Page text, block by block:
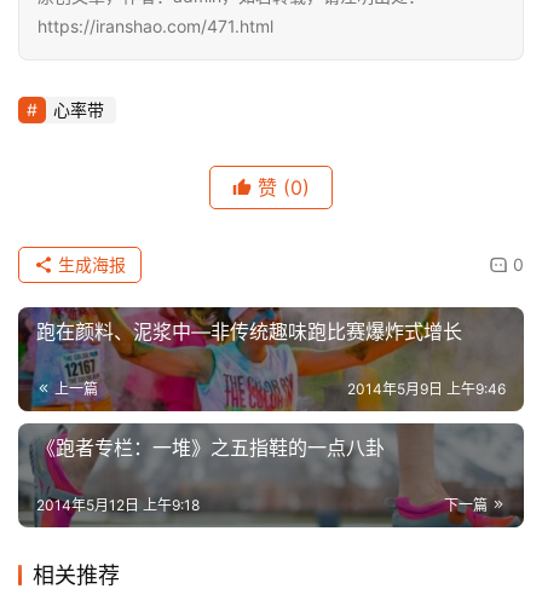
https://iranshao.com/471.html
心率带
赞 (0)
0
生成海报
跑在颜料、泥浆中—非传统趣味跑比赛爆炸式增长
上一篇 2014年5月9日 上午9:46
《跑者专栏：一堆》之五指鞋的一点八卦
下一篇
2014年5月12日 上午9:18
相关推荐